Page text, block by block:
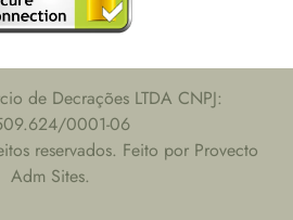
de Decrações LTDA CNPJ:
0001-06
reservados. Feito por Provecto
Adm Sites.